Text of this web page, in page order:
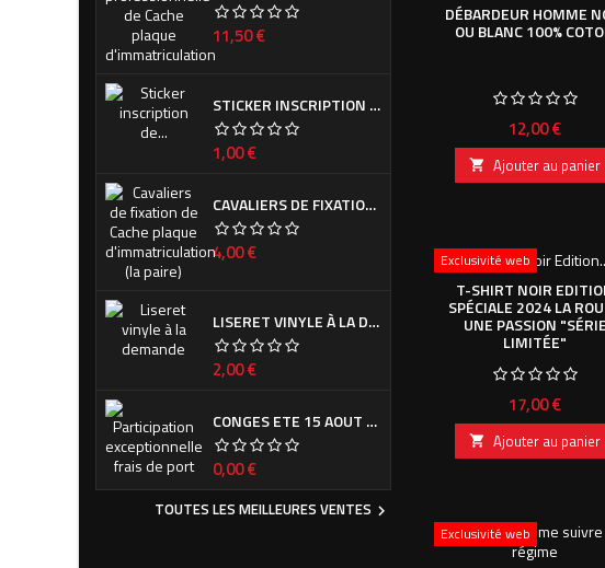
Prix
11,50 €
STICKER INSCRIPTION DE CALANDRE PEUGEOT POUR 308 PHASE I ET II
Prix
1,00 €
CAVALIERS DE FIXATION DE CACHE PLAQUE D'IMMATRICULATION (LA PAIRE)
Prix
4,00 €
LISERET VINYLE À LA DEMANDE
Prix
2,00 €
CONGES ETE 15 AOUT - 7 SEPTEMBRE
Prix
0,00 €
TOUTES LES MEILLEURES VENTES 
DÉBARDEUR HOMME
OU BLANC 100%
Prix
12,00 €
 Ajouter au panier
Exclusivité web
T-SHIRT NOIR
SPÉCIALE 2024 LA
UNE PASSION "SÉRIE
LIMITÉE"
Prix
17,00 €
 Ajouter au panier
Exclusivité web